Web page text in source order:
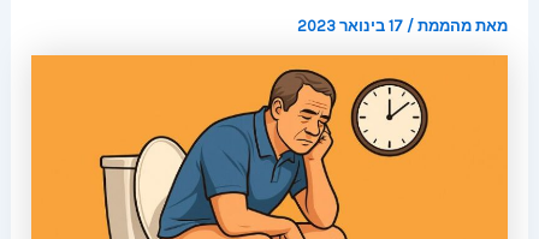
מאתמהממת/17 בינואר 2023